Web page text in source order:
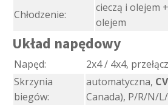
Chłodzenie:
cieczą i olejem
olejem
Układ napędowy
Napęd:
2x4 / 4x4,
Skrzynia
biegów:
automatyczna,
Canada), P/R/N/